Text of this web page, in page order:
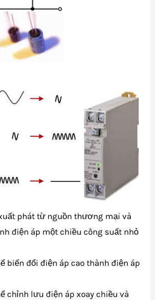
phát từ nguồn thương mại và
điện áp một chiều công suất nhỏ
biến đổi điện áp cao thành điện áp
chỉnh lưu điện áp xoay chiều và